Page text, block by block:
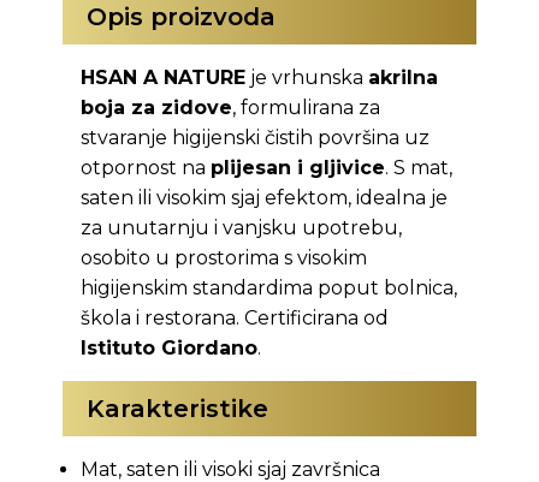
Opis proizvoda
HSAN A NATUREje vrhunska akrilna
boja za zidove, formulirana za
stvaranje higijenski čistih površina uz
otpornost na plijesan i gljivice. S mat,
saten ili visokim sjaj efektom, idealna je
za unutarnju i vanjsku upotrebu,
osobito u prostorima s visokim
higijenskim standardima poput bolnica,
škola i restorana. Certificirana od
Istituto Giordano.
Karakteristike
Mat, saten ili visoki sjaj završnica